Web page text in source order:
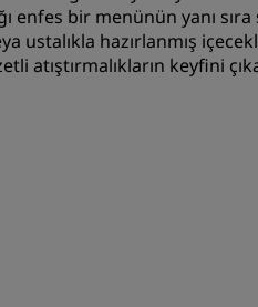
enfes bir menünün yanı
ustalıkla hazırlanmış
atıştırmalıkların keyfini